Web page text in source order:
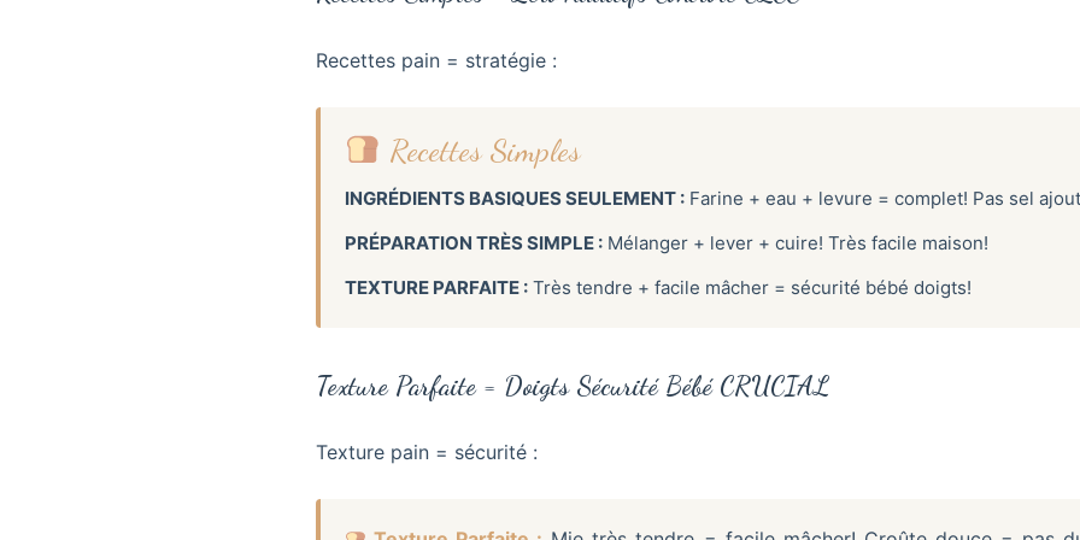
Recettes pain = stratégie :
Recettes Simples
INGRÉDIENTS BASIQUES SEULEMENT : Farine + eau + levure = complet! Pas sel
PRÉPARATION TRÈS SIMPLE : Mélanger + lever + cuire! Très facile maison!
TEXTURE PARFAITE : Très tendre + facile mâcher = sécurité bébé doigts!
Texture Parfaite = Doigts Sécurité Bébé CRUCIAL
Texture pain = sécurité :